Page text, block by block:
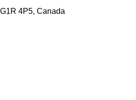
4P5, Canada